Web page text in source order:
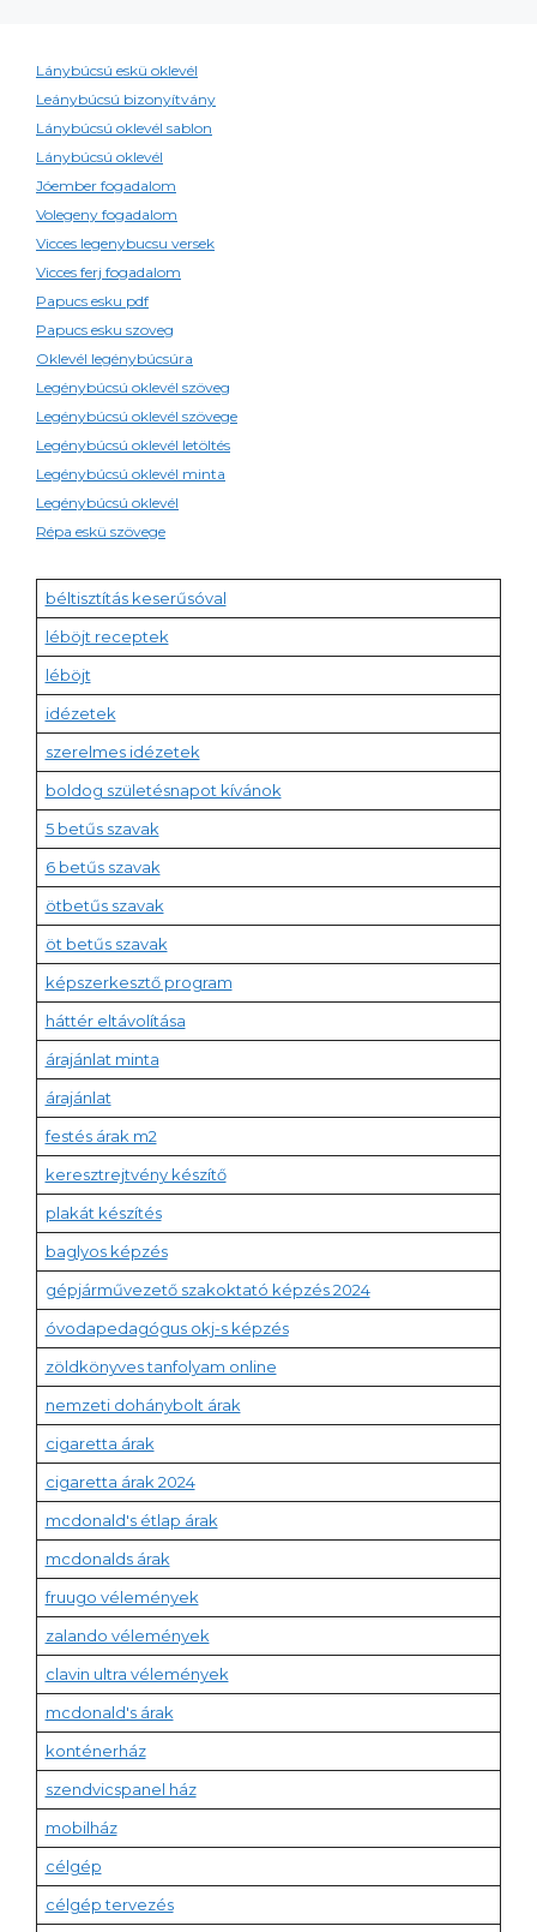
Lánybúcsú eskü oklevél
Leánybúcsú bizonyítvány
Lánybúcsú oklevél sablon
Lánybúcsú oklevél
Jóember fogadalom
Volegeny fogadalom
Vicces legenybucsu versek
Vicces ferj fogadalom
Papucs esku pdf
Papucs esku szoveg
Oklevél legénybúcsúra
Legénybúcsú oklevél szöveg
Legénybúcsú oklevél szövege
Legénybúcsú oklevél letöltés
Legénybúcsú oklevél minta
Legénybúcsú oklevél
Répa eskü szövege
béltisztítás keserűsóval
léböjt receptek
léböjt
idézetek
szerelmes idézetek
boldog születésnapot kívánok
5 betűs szavak
6 betűs szavak
ötbetűs szavak
öt betűs szavak
képszerkesztő program
háttér eltávolítása
árajánlat minta
árajánlat
festés árak m2
keresztrejtvény készítő
plakát készítés
baglyos képzés
gépjárművezető szakoktató képzés 2024
óvodapedagógus okj-s képzés
zöldkönyves tanfolyam online
nemzeti dohánybolt árak
cigaretta árak
cigaretta árak 2024
mcdonald's étlap árak
mcdonalds árak
fruugo vélemények
zalando vélemények
clavin ultra vélemények
mcdonald's árak
konténerház
szendvicspanel ház
mobilház
célgép
célgép tervezés